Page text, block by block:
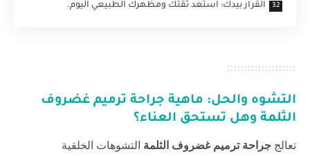
القرار بيدك: استعد ثقتك ومظهرك الطبيعي اليوم.
التشوه والحل: ماهية جراحة ترميم غضروف
الثلمة وهل تستحق العناء؟
تعالج جراحة ترميم غضروف الثلمة التشوهات الخلقية